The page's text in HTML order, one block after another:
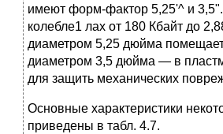
имеют форм-фактор 5,25'^ и
колебле1 лах от 180 Кбайт до
диаметром 5,25 дюйма
диаметром 3,5 дюйма — в
для защить механических
Основные характеристики
приведены в табл. 4.7.